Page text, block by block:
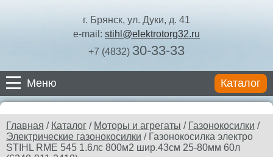
г. Брянск, ул. Дуки, д. 41
e-mail: stihl@elektrotorg32.ru
+7 (4832) 30-33-33
Меню Каталог
Каталог
Главная / Каталог / Моторы и агрегаты / Газонокосилки /
Электрические газонокосилки / Газонокосилка электро
STIHL RME 545 1.6лс 800м2 шир.43см 25-80мм 60л